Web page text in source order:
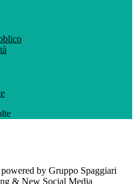
by Gruppo Spaggiari
& New Social Media